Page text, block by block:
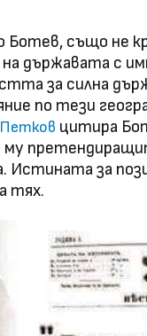
Ботев, също не
на държавата с
за силна
по тези
цитира
Истината за
тях.